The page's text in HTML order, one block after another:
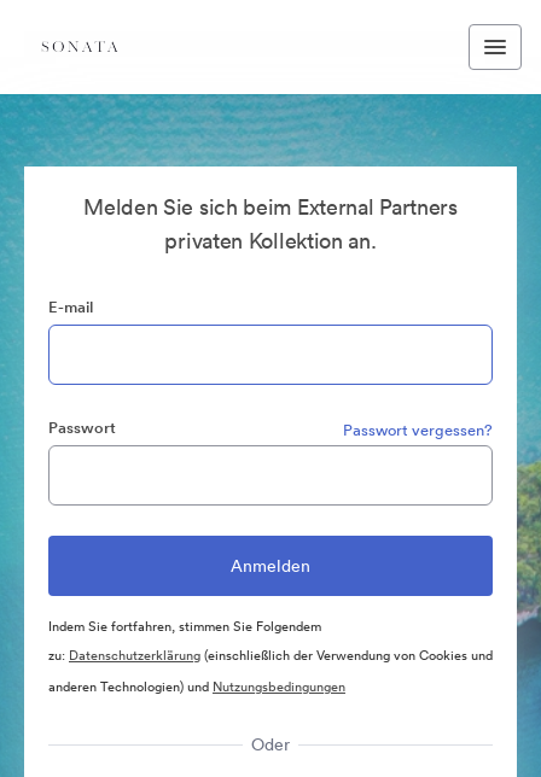
Melden Sie sich beim External Partners
privaten Kollektion an.
E-mail
Passwort Passwort vergessen?
Indem Sie fortfahren, stimmen Sie Folgendem
zu: Datenschutzerklärung(einschließlich der Verwendung von Cookies und
anderen Technologien) und Nutzungsbedingungen
Oder